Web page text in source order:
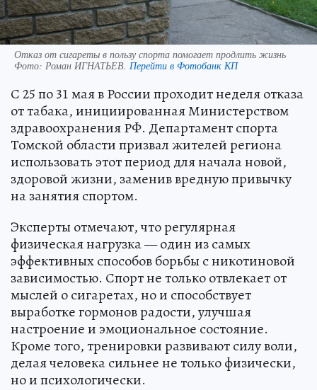
Отказ от сигареты в пользу спорта помогает продлить жизнь
Фото: Роман ИГНАТЬЕВ. Перейти в Фотобанк КП
С 25 по 31 мая в России проходит неделя отказа
от табака, инициированная Министерством
здравоохранения РФ. Департамент спорта
Томской области призвал жителей региона
использовать этот период для начала новой,
здоровой жизни, заменив вредную привычку
на занятия спортом.
Эксперты отмечают, что регулярная
физическая нагрузка — один из самых
эффективных способов борьбы с никотиновой
зависимостью. Спорт не только отвлекает от
мыслей о сигаретах, но и способствует
выработке гормонов радости, улучшая
настроение и эмоциональное состояние.
Кроме того, тренировки развивают силу воли,
делая человека сильнее не только физически,
но и психологически.